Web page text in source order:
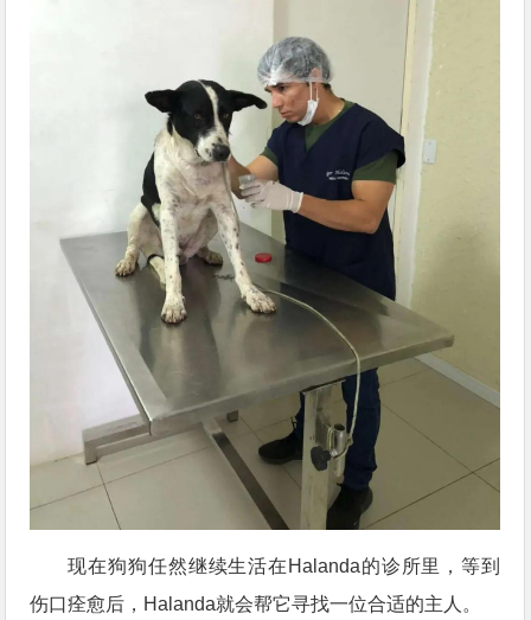
现在狗狗任然继续生活在Halanda的诊所里，等到
伤口痊愈后，Halanda就会帮它寻找一位合适的主人。